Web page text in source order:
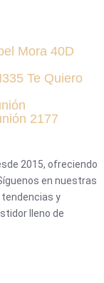
Mora 40D
Te Quiero
2177
2015, ofreciendo
en nuestras
y
lleno de